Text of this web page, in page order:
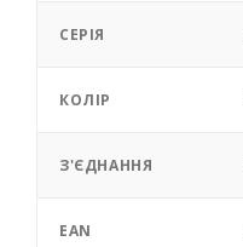
СЕРІЯ
КОЛІР
З'ЄДНАННЯ
EAN